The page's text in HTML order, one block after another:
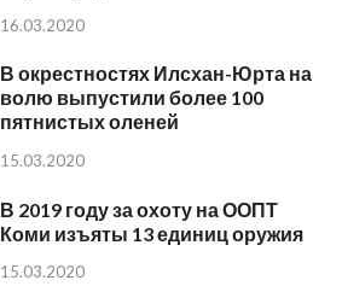
16.03.2020
В окрестностях Илсхан-Юрта на
волю выпустили более 100
пятнистых оленей
15.03.2020
В 2019 году за охоту на ООПТ
Коми изъяты 13 единиц оружия
15.03.2020